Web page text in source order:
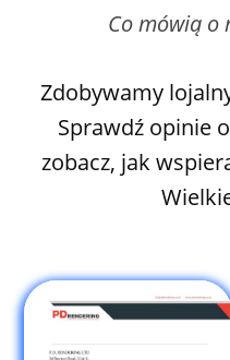
Co mówią o
Zdobywamy
Sprawdź opinie
zobacz, jak